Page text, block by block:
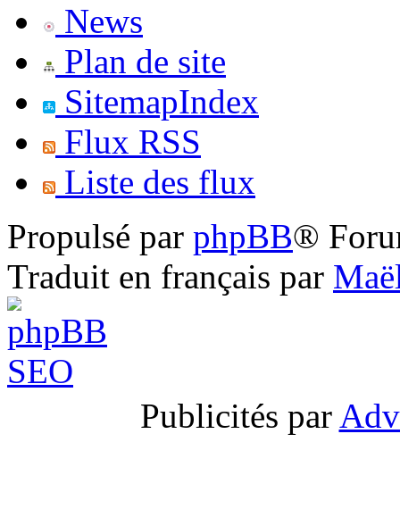
News
Plan de site
SitemapIndex
Flux RSS
Liste des flux
Propulsé par phpBB®
Traduit en français par
Publicités par